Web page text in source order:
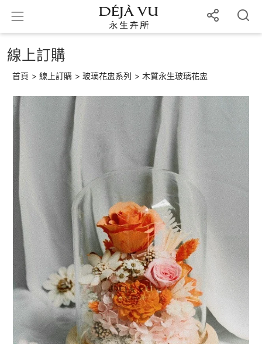
線上訂購
首頁 > 線上訂購 > 玻璃花盅系列 > 木質永生玻璃花盅